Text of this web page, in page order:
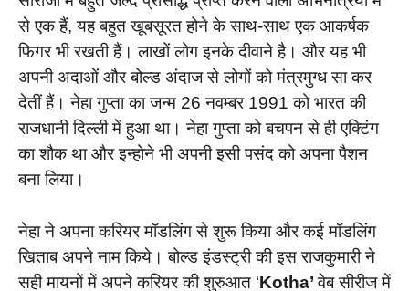
से एक हैं, यह बहुत खूबसूरत होने के साथ-साथ एक आकर्षक
फिगर भी रखती हैं। लाखों लोग इनके दीवाने है। और यह भी
अपनी अदाओं और बोल्ड अंदाज से लोगों को मंत्रमुग्ध सा कर
देतीं हैं। नेहा गुप्ता का जन्म 26 नवम्बर 1991 को भारत की
राजधानी दिल्ली में हुआ था। नेहा गुप्ता को बचपन से ही एक्टिंग
का शौक था और इन्होने भी अपनी इसी पसंद को अपना पैशन
बना लिया।
नेहा ने अपना करियर मॉडलिंग से शुरू किया और कई मॉडलिंग
खिताब अपने नाम किये। बोल्ड इंडस्ट्री की इस राजकुमारी ने
सही मायनों में अपने करियर की शुरुआत ‘Kotha’वेब सीरीज में